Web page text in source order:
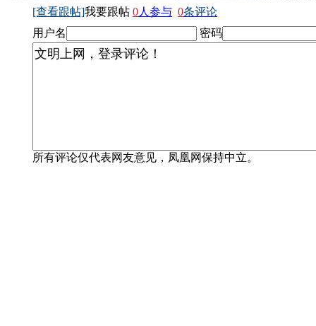
[查看跟帖]我要跟帖 0人参与 0条评论
用户名
密码
所有评论仅代表网友意见，凤凰网保持中立。